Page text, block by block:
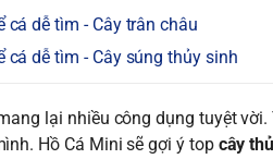
cá dễ tìm - Cây trân châu
cá dễ tìm - Cây súng thủy sinh
lại nhiều công dụng tuyệt
Hồ Cá Mini sẽ gợi ý topcây